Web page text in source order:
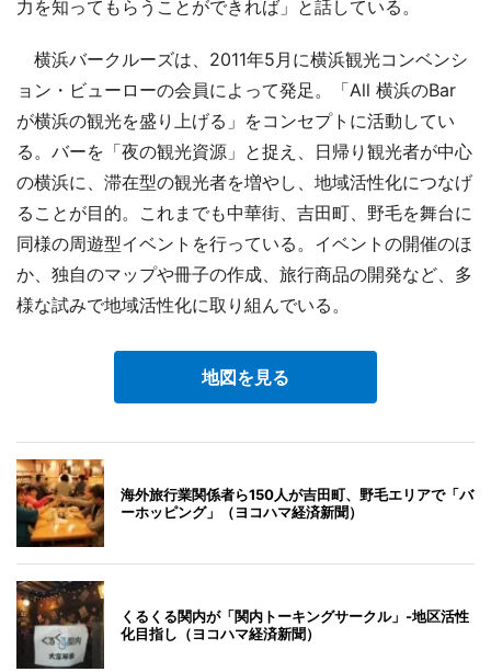
力を知ってもらうことができれば」と話している。
横浜バークルーズは、2011年5月に横浜観光コンベンシ
ョン・ビューローの会員によって発足。「All 横浜のBar
が横浜の観光を盛り上げる」をコンセプトに活動してい
る。バーを「夜の観光資源」と捉え、日帰り観光者が中心
の横浜に、滞在型の観光者を増やし、地域活性化につなげ
ることが目的。これまでも中華街、吉田町、野毛を舞台に
同様の周遊型イベントを行っている。イベントの開催のほ
か、独自のマップや冊子の作成、旅行商品の開発など、多
様な試みで地域活性化に取り組んでいる。
地図を見る
海外旅行業関係者ら150人が吉田町、野毛エリアで「バ
ーホッピング」（ヨコハマ経済新聞）
くるくる関内が「関内トーキングサークル」-地区活性
化目指し（ヨコハマ経済新聞）